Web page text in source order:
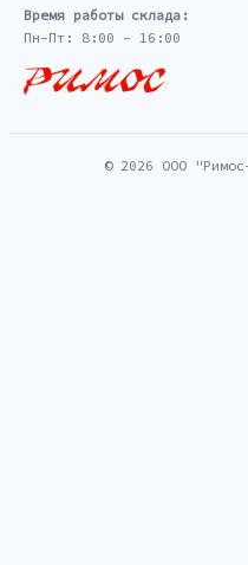
Время работы склада:
Пн-Пт: 8:00 - 16:00
© 2026 ООО